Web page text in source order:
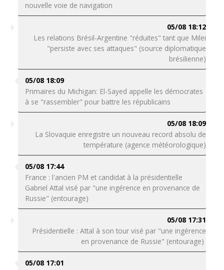
nouvelle voie de navigation
05/08 18:12
Les relations Brésil-Argentine "réduites" tant que Milei
"persiste avec ses attaques" (source diplomatique
brésilienne)
05/08 18:09
Primaires du Michigan: El-Sayed appelle les démocrates
à se "rassembler" pour battre les républicains
05/08 18:09
La Slovaquie enregistre un nouveau record absolu de
température (agence météorologique)
05/08 17:44
France : l'ancien PM et candidat à la présidentielle
Gabriel Attal visé par "une ingérence en provenance de
Russie" (entourage)
05/08 17:31
Présidentielle : Attal à son tour visé par "une ingérence
en provenance de Russie" (entourage)
05/08 17:01